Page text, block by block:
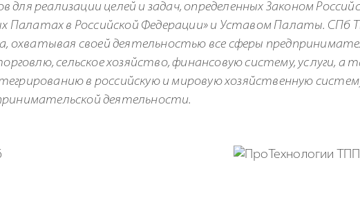
для реализации целей и задач, определенных Законом
Палатах в Российской Федерации» и Уставом Палаты. СПб
охватывая своей деятельностью все сферы
сельское хозяйство, финансовую систему, услуги, а
в российскую и мировую хозяйственную
деятельности.